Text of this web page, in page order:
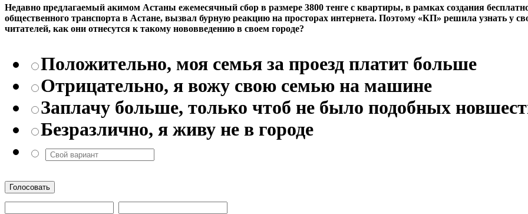
Недавно предлагаемый акимом Астаны ежемесячный сбор в размере 3800 тенге с квартиры, в рамках создания
общественного транспорта в Астане, вызвал бурную реакцию на просторах интернета. Поэтому «КП» решила узнать у
читателей, как они отнесутся к такому нововведению в своем городе?
Положительно, моя семья за проезд платит больше
Отрицательно, я вожу свою семью на машине
Заплачу больше, только чтоб не было подобных
Безразлично, я живу не в городе
Голосовать